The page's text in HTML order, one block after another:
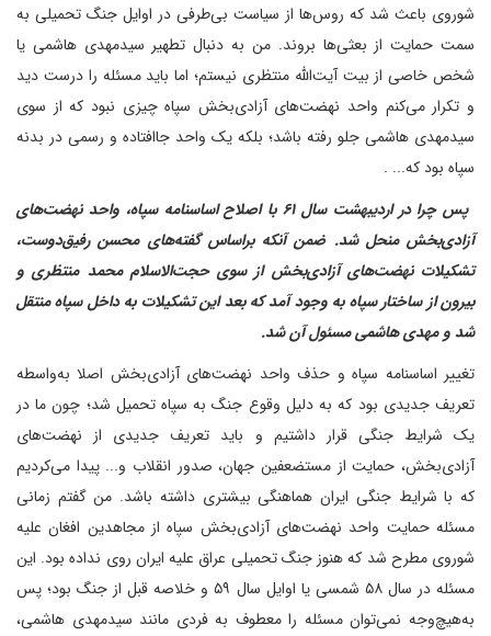
شوروی باعث شد که روس‌ها از سیاست بی‌طرفی در اوایل جنگ تحمیلی به
سمت حمایت از بعثی‌ها بروند. من به دنبال تطهیر سیدمهدی هاشمی یا
شخص خاصی از بیت آیت‌الله منتظری نیستم؛ اما باید مسئله را درست دید
و تکرار می‌کنم واحد نهضت‌های آزادی‌بخش سپاه چیزی نبود که از سوی
سیدمهدی هاشمی جلو رفته باشد؛ بلکه یک واحد جا‌افتاده و رسمی در بدنه
سپاه بود که... .
‌ پس چرا در اردیبهشت سال ۶۱ با اصلاح اساسنامه سپاه، واحد نهضت‌های
آزادی‌بخش منحل شد. ضمن آنکه براساس گفته‌های محسن رفیق‌دوست،
تشکیلات نهضت‌های آزادی‌بخش از سوی حجت‌الاسلام محمد منتظری و
بیرون از ساختار سپاه به وجود آمد که بعد این تشکیلات به داخل سپاه منتقل
شد و مهدی هاشمی مسئول آن شد.
تغییر اساسنامه سپاه و حذف واحد نهضت‌های آزادی‌بخش اصلا به‌واسطه
تعریف جدیدی بود که به دلیل وقوع جنگ به سپاه تحمیل شد؛ چون ما در
یک شرایط جنگی قرار داشتیم و باید تعریف جدیدی از نهضت‌های
آزادی‌بخش، حمایت از مستضعفین جهان، صدور انقلاب و... پیدا می‌کردیم
که با شرایط جنگی ایران هماهنگی بیشتری داشته باشد. من گفتم زمانی
مسئله حمایت واحد نهضت‌های آزادی‌بخش سپاه از مجاهدین افغان علیه
شوروی مطرح شد که هنوز جنگ تحمیلی عراق علیه ایران روی نداده بود. این
مسئله در سال ۵۸ شمسی یا اوایل سال ۵۹ و خلاصه قبل از جنگ بود؛ پس
به‌هیچ‌وجه نمی‌توان مسئله را معطوف به فردی مانند سیدمهدی هاشمی،